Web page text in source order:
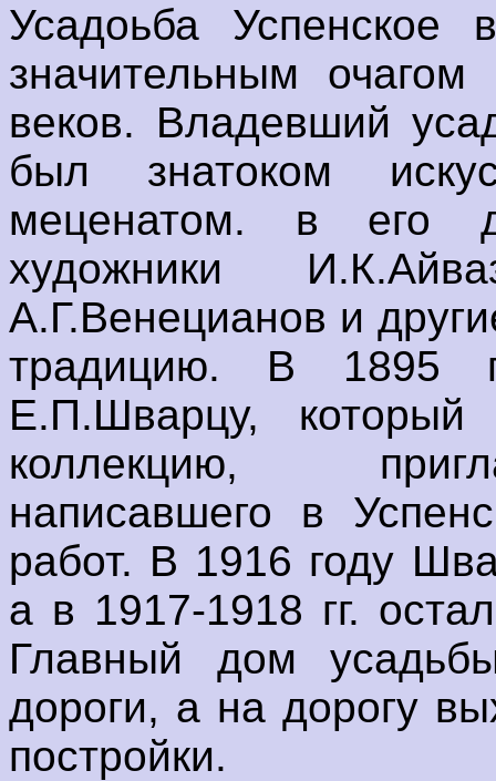
Усадоьба Успенское
значительным
веков. Владевший
был знатоком
меценатом. в его
художники
А.Г.Венецианов и
традицию. В 1895
Е.П.Шварцу, который
коллекцию,
написавшего в
работ. В 1916 году
а в 1917-1918 гг.
Главный дом
дороги, а на дорогу
постройки.